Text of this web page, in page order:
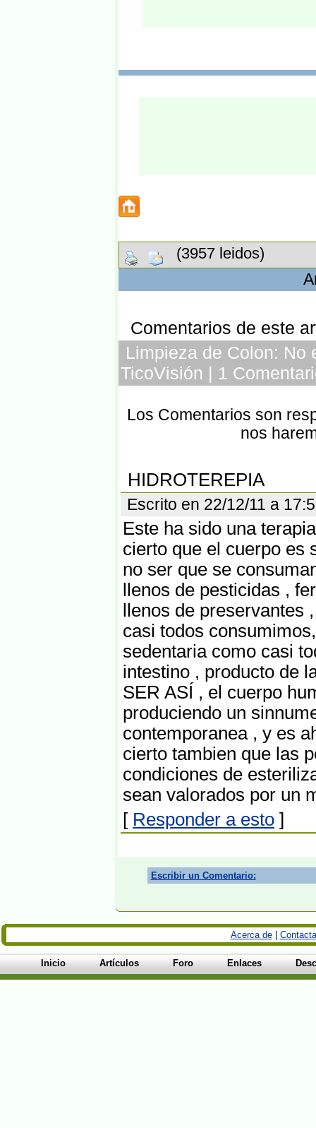
(3957 leidos)
Comentarios de este
Limpieza de Colon: No
TicoVisión | 1
Los Comentarios son
nos
HIDROTEREPIA
Escrito en 22/12/11 a
Este ha sido una
cierto que el cuerpo es
no ser que se
llenos de pesticidas ,
llenos de
casi todos
sedentaria como casi
intestino , producto de
SER ASÍ , el cuerpo
produciendo un
contemporanea , y es
cierto tambien que las
condiciones de
sean valorados por un
[ Responder a esto ]
Escribir un Comentario:
Acerca de|
Inicio Artículos Foro Enlaces